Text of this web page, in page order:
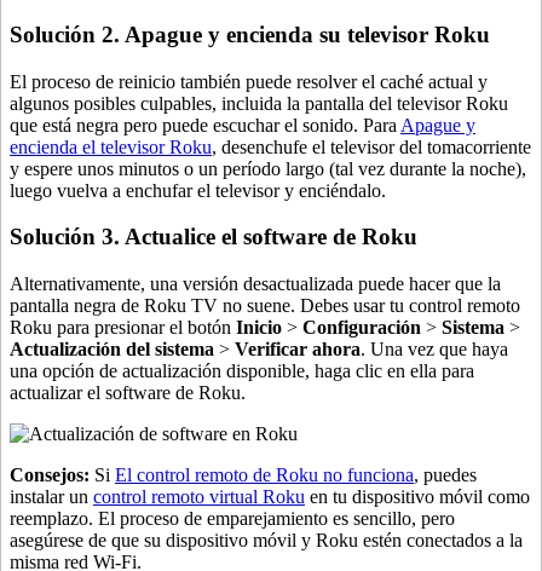
Solución 2. Apague y encienda su televisor Roku
El proceso de reinicio también puede resolver el caché actual y
algunos posibles culpables, incluida la pantalla del televisor Roku
que está negra pero puede escuchar el sonido. Para Apague y
encienda el televisor Roku, desenchufe el televisor del tomacorriente
y espere unos minutos o un período largo (tal vez durante la noche),
luego vuelva a enchufar el televisor y enciéndalo.
Solución 3. Actualice el software de Roku
Alternativamente, una versión desactualizada puede hacer que la
pantalla negra de Roku TV no suene. Debes usar tu control remoto
Roku para presionar el botón Inicio > Configuración > Sistema >
Actualización del sistema > Verificar ahora. Una vez que haya
una opción de actualización disponible, haga clic en ella para
actualizar el software de Roku.
Consejos: Si El control remoto de Roku no funciona, puedes
instalar un control remoto virtual Roku en tu dispositivo móvil como
reemplazo. El proceso de emparejamiento es sencillo, pero
asegúrese de que su dispositivo móvil y Roku estén conectados a la
misma red Wi-Fi.